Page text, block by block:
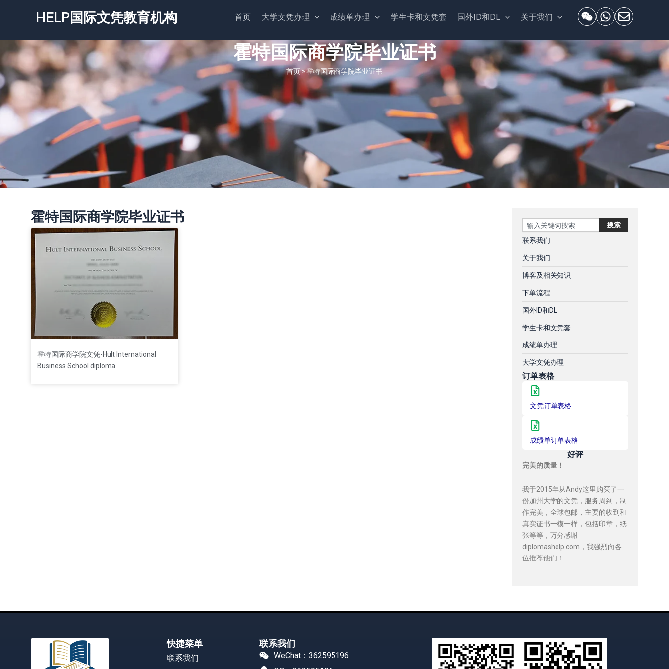
容
HELP国际文凭教育机构 首页 大学文凭办理 成绩单办理 学生卡和文凭套 国外ID和DL 关于我们
霍特国际商学院毕业证书
首页»霍特国际商学院毕业证书
霍特国际商学院毕业证书
霍特国际商学院文凭-Hult International
Business School diploma
Search 搜索
联系我们
关于我们
博客及相关知识
下单流程
国外ID和DL
学生卡和文凭套
成绩单办理
大学文凭办理
订单表格
文凭订单表格
成绩单订单表格
好评
完美的质量！
我于2015年从Andy这里购买了一
份加州大学的文凭，服务周到，制
作完美，全球包邮，主要的收到和
真实证书一模一样，包括印章，纸
张等等，万分感谢
diplomashelp.com，我强烈向各
位推荐他们！
快捷菜单
联系我们
联系我们
WeChat：362595196